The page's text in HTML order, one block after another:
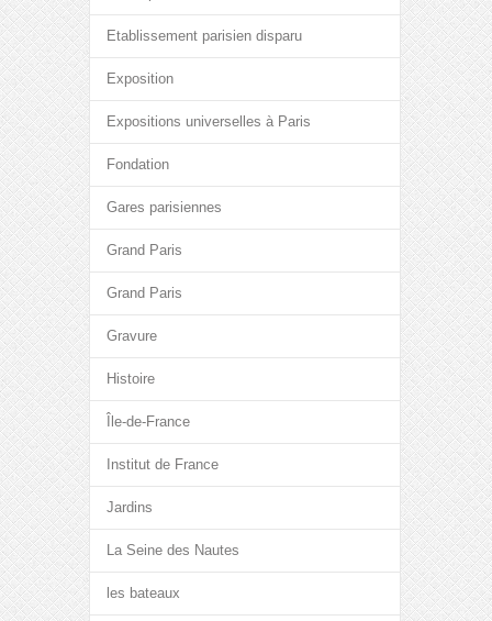
Etablissement parisien disparu
Exposition
Expositions universelles à Paris
Fondation
Gares parisiennes
Grand Paris
Grand Paris
Gravure
Histoire
Île-de-France
Institut de France
Jardins
La Seine des Nautes
les bateaux